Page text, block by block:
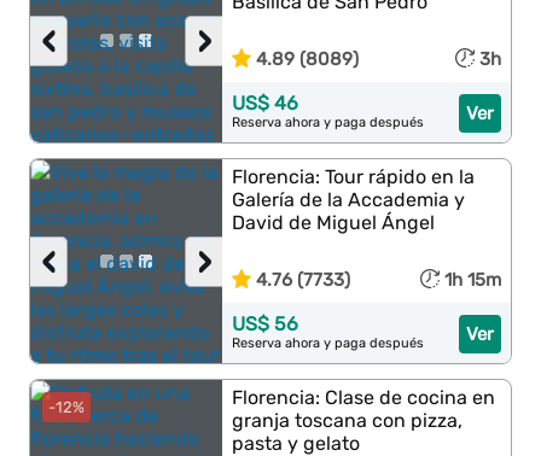
›
‹ 4.89 (8089) 3h
Ver
US$ 46
Reserva ahora y paga después
›
‹
Florencia: Tour rápido en la
Galería de la Accademia y
David de Miguel Ángel
4.76 (7733) 1h 15m
Ver
US$ 56
Reserva ahora y paga después
-12%
Florencia: Clase de cocina en
granja toscana con pizza,
pasta y gelato